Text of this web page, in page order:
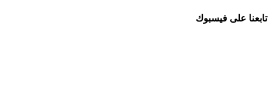
تابعنا على فيسبوك